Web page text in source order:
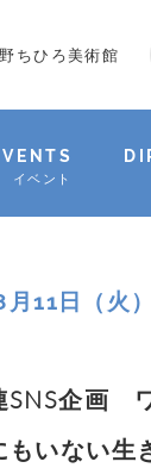
ちひろ美術館
イベント
11日（火
SNS企画
もいない生